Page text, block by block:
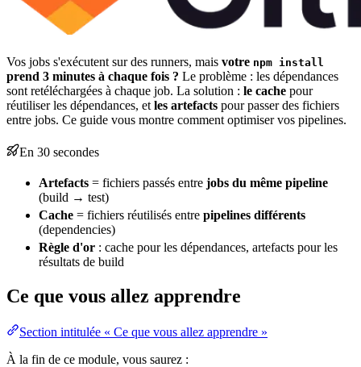
Vos jobs s'exécutent sur des runners, mais votre npm install
prend 3 minutes à chaque fois ? Le problème : les dépendances
sont retéléchargées à chaque job. La solution : le cache pour
réutiliser les dépendances, et les artefacts pour passer des fichiers
entre jobs. Ce guide vous montre comment optimiser vos pipelines.
En 30 secondes
Artefacts = fichiers passés entre jobs du même pipeline
(build → test)
Cache = fichiers réutilisés entre pipelines différents
(dependencies)
Règle d'or : cache pour les dépendances, artefacts pour les
résultats de build
Ce que vous allez apprendre
Section intitulée « Ce que vous allez apprendre »
À la fin de ce module, vous saurez :